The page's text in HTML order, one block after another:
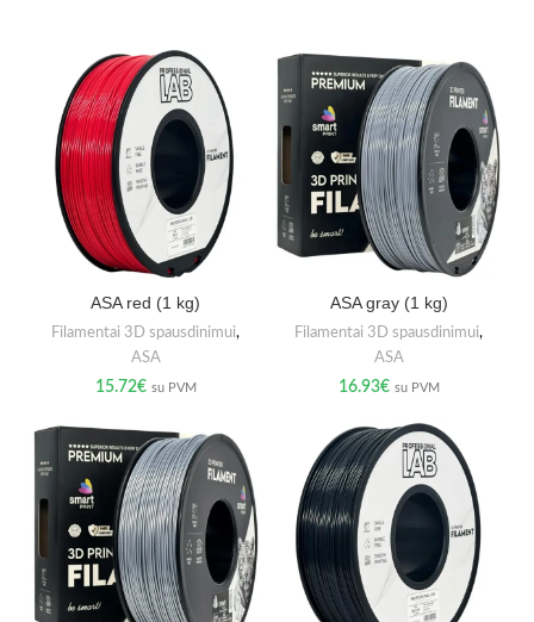
ASA red (1 kg)
Filamentai 3D spausdinimui,
ASA
15.72€ su PVM
ASA gray (1 kg)
Filamentai 3D spausdinimui,
ASA
16.93€ su PVM